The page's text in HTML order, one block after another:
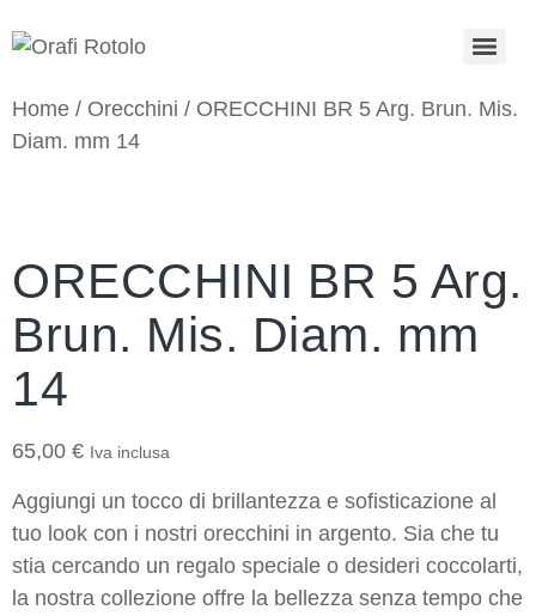
Home / Orecchini / ORECCHINI BR 5 Arg. Brun. Mis.
Diam. mm 14
ORECCHINI BR 5 Arg.
Brun. Mis. Diam. mm
14
65,00 € Iva inclusa
Aggiungi un tocco di brillantezza e sofisticazione al
tuo look con i nostri orecchini in argento. Sia che tu
stia cercando un regalo speciale o desideri coccolarti,
la nostra collezione offre la bellezza senza tempo che